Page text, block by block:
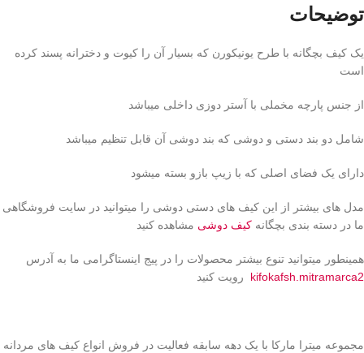
توضیحات
یک کیف بچگانه با طرح یونیکورن که بسیار آن را کیوت و دخترانه پسند کرده
است
از جنس پارچه مخملی با آستر دوزی داخلی میباشد
شامل دو بند دستی و دوشی که بند دوشی آن قابل تنظیم میباشد
دارای یک فضای اصلی که با زیپ بازو بسته میشود
مدل های بیشتر از این کیف های دستی دوشی را میتوانید در سایت فروشگاهی
ما در دسته بندی بچگانه کیف دوشی مشاهده کنید
همینطور میتوانید تنوع بیشتر محصولات را در پیج اینستاگرامی ما به آدرس
kifokafsh.mitramarca2 رویت کنید
مجموعه میترا مارکا با یک دهه سابقه فعالیت در فروش انواع کیف های مردانه